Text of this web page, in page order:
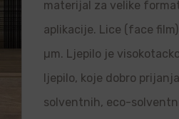
materijal za velike
aplikacije. Lice (face
µm. Ljepilo je
ljepilo, koje dobro
solventnih, eco-